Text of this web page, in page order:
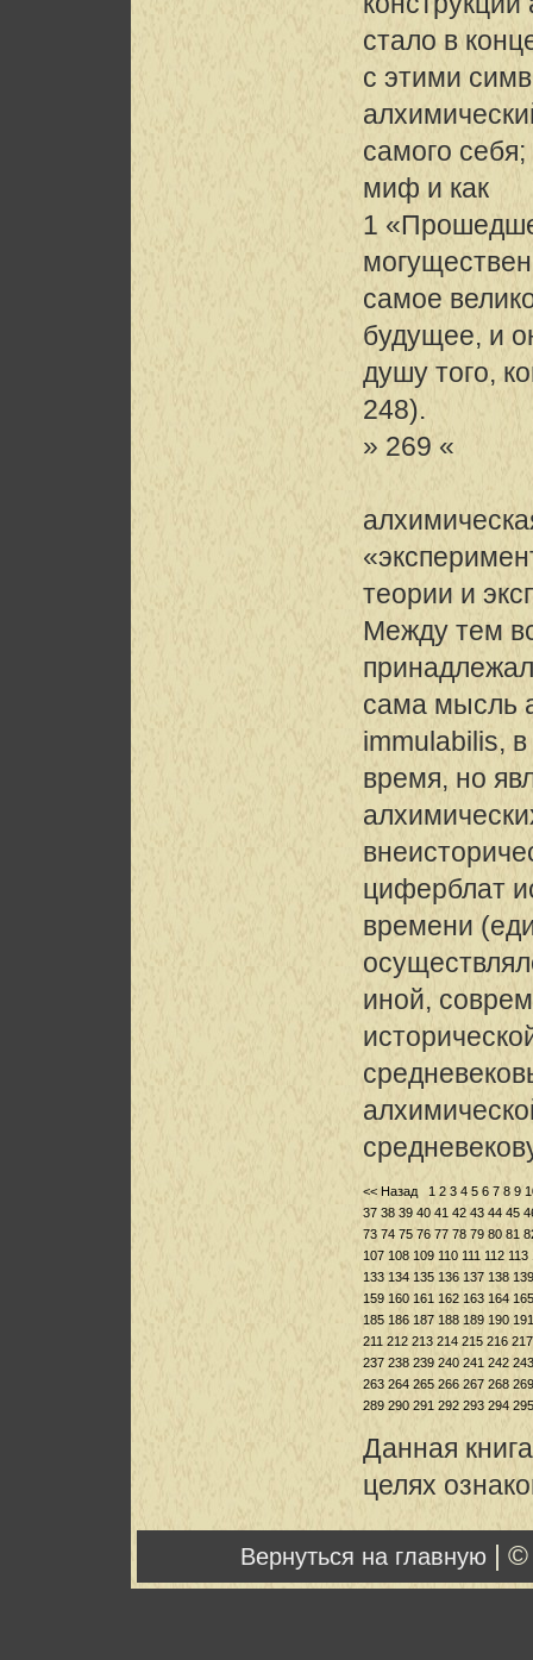
стало в
с этими
самого
миф и как
1
самое
будущее, и
душу того,
248).
» 269 «
теории и
Между тем
сама мысль
immulabilis,
время, но
циферблат
времени
иной,
<< Назад 1 2 3 4 5 6 7 8 9
37 38 39 40 41 42 43 44 45
73 74 75 76 77 78 79 80 81
107 108 109 110 111 112 113
133 134 135 136 137 138 139
159 160 161 162 163 164 165
185 186 187 188 189 190 191
211 212 213 214 215 216 217
237 238 239 240 241 242 243
263 264 265 266 267 268 269
289 290 291 292 293 294 295
Данная
целях
Вернуться на главную |